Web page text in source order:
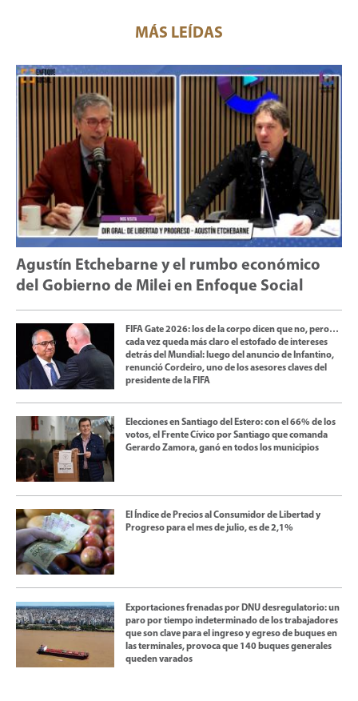
MÁS LEÍDAS
Agustín Etchebarne y el rumbo económico
del Gobierno de Milei en Enfoque Social
FIFA Gate 2026: los de la corpo dicen que no, pero…
cada vez queda más claro el estofado de intereses
detrás del Mundial: luego del anuncio de Infantino,
renunció Cordeiro, uno de los asesores claves del
presidente de la FIFA
Elecciones en Santiago del Estero: con el 66% de los
votos, el Frente Cívico por Santiago que comanda
Gerardo Zamora, ganó en todos los municipios
El Índice de Precios al Consumidor de Libertad y
Progreso para el mes de julio, es de 2,1%
Exportaciones frenadas por DNU desregulatorio: un
paro por tiempo indeterminado de los trabajadores
que son clave para el ingreso y egreso de buques en
las terminales, provoca que 140 buques generales
queden varados